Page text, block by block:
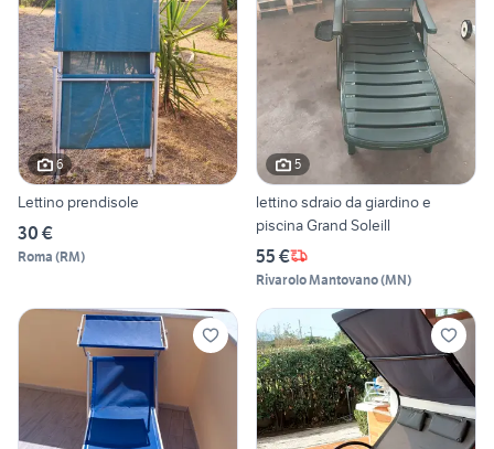
6
Lettino prendisole
30 €
Roma (RM)
5
lettino sdraio da giardino e
piscina Grand Soleill
55 €
Rivarolo Mantovano(MN)